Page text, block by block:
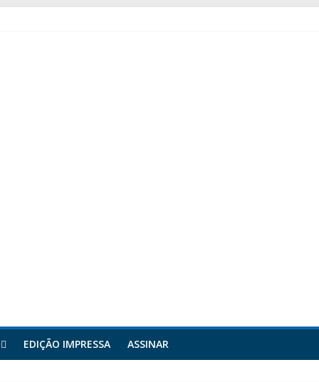
EDIÇÃO IMPRESSA ASSINAR